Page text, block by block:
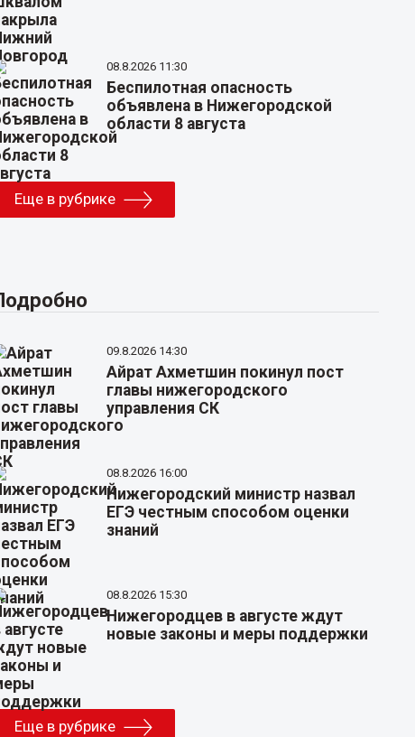
08.8.2026 11:30
Беспилотная опасность
объявлена в Нижегородской
области 8 августа
Еще в рубрике
09.8.2026 14:30
Айрат Ахметшин покинул пост
главы нижегородского
управления СК
08.8.2026 16:00
Нижегородский министр назвал
ЕГЭ честным способом оценки
знаний
08.8.2026 15:30
Нижегородцев в августе ждут
новые законы и меры поддержки
Еще в рубрике